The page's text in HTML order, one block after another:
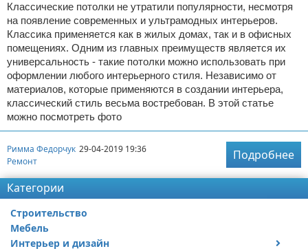
Классические потолки не утратили популярности, несмотря
на появление современных и ультрамодных интерьеров.
Классика применяется как в жилых домах, так и в офисных
помещениях. Одним из главных преимуществ является их
универсальность - такие потолки можно использовать при
оформлении любого интерьерного стиля. Независимо от
материалов, которые применяются в создании интерьера,
классический стиль весьма востребован. В этой статье
можно посмотреть фото
Римма Федорчук 29-04-2019 19:36
Ремонт
Подробнее
Категории
Строительство
Мебель
Интерьер и дизайн